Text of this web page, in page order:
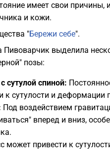
имеет свои причины,
и кожи.
"Бережи себе".
Пивоварчик выделила
позы:
сутулой спиной:
к сутулости и деформации
Под воздействием
вперед и вниз,
может привести к